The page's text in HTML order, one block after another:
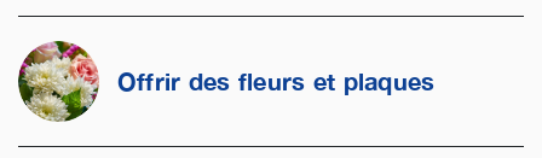
Offrir des fleurs et plaques